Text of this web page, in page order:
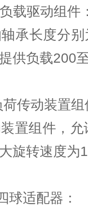
驱动组件
长度分别
供负载200
传动装置组
组件，允
旋转速度为
适配器：